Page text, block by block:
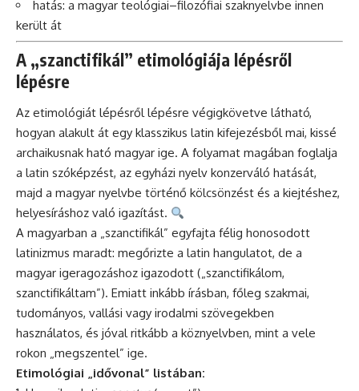
hatás: a magyar teológiai–filozófiai szaknyelvbe innen
került át
A „szanctifikál” etimológiája lépésről
lépésre
Az etimológiát lépésről lépésre végigkövetve látható,
hogyan alakult át egy klasszikus latin kifejezésből mai, kissé
archaikusnak ható magyar ige. A folyamat magában foglalja
a latin szóképzést, az egyházi nyelv konzerváló hatását,
majd a magyar nyelvbe történő kölcsönzést és a kiejtéshez,
helyesíráshoz való igazítást.
A magyarban a „szanctifikál” egyfajta félig honosodott
latinizmus maradt: megőrizte a latin hangulatot, de a
magyar igeragozáshoz igazodott („szanctifikálom,
szanctifikáltam”). Emiatt inkább írásban, főleg szakmai,
tudományos, vallási vagy irodalmi szövegekben
használatos, és jóval ritkább a köznyelvben, mint a vele
rokon „megszentel” ige.
Etimológiai „idővonal” listában: